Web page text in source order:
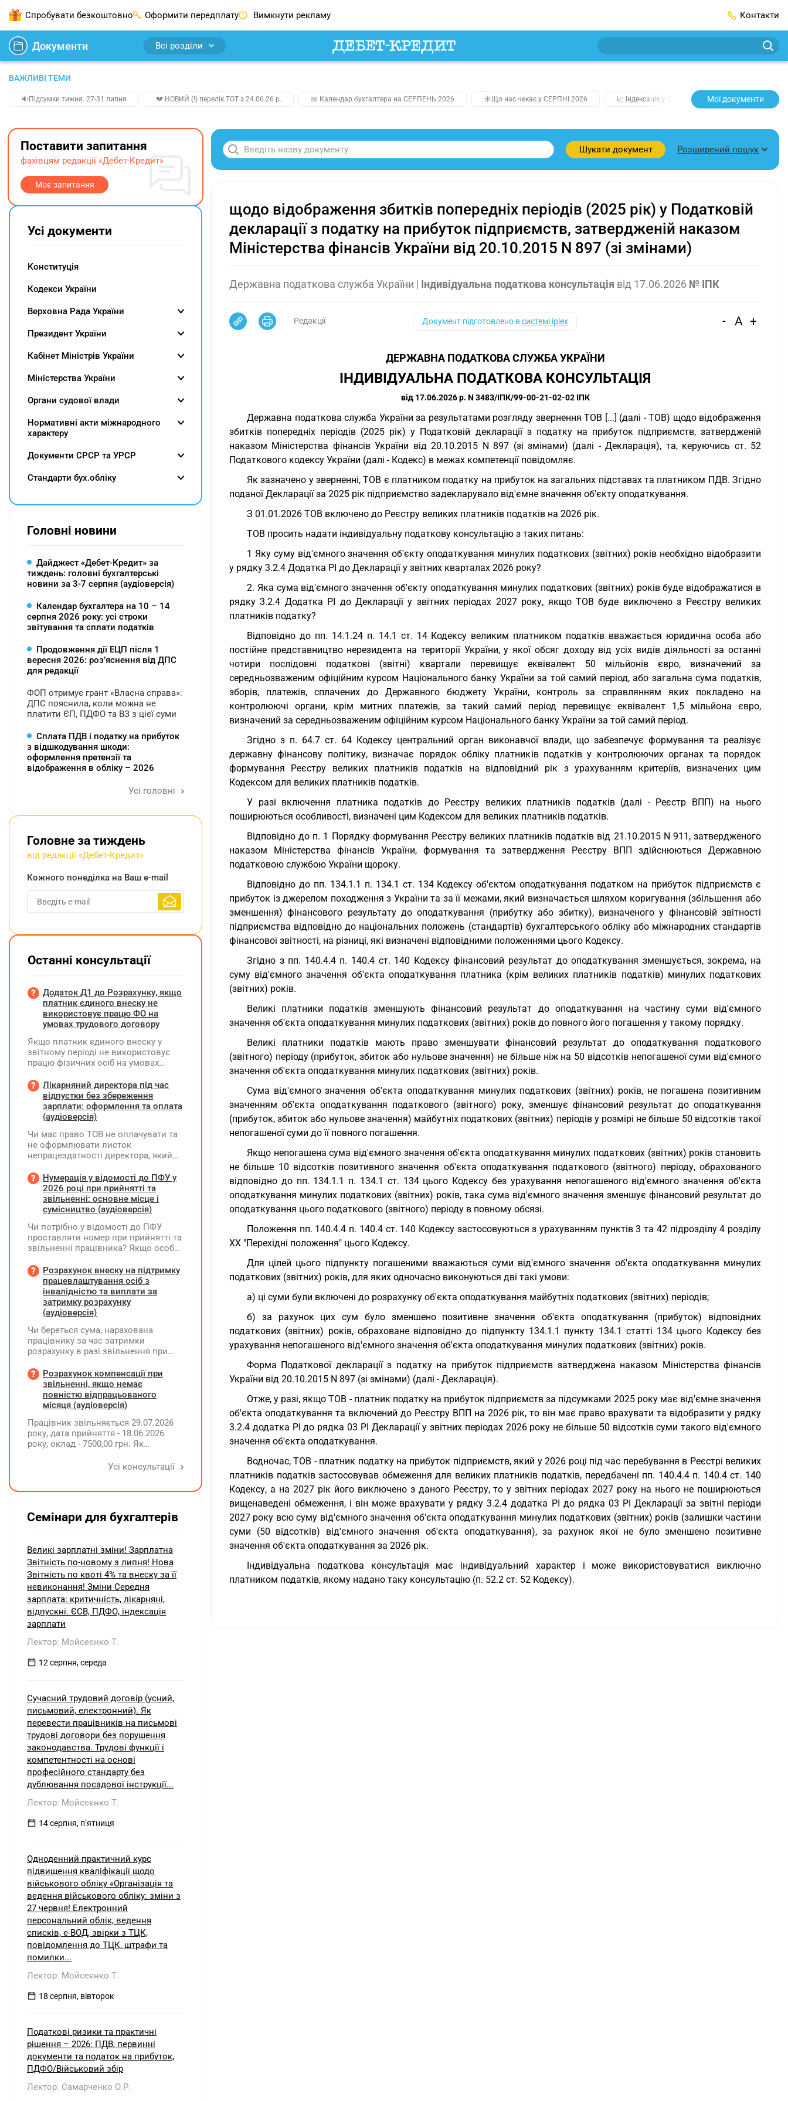
Спробувати безкоштовно Оформити передплату Вимкнути рекламу Контакти
Документи Всі розділи
ВАЖЛИВІ ТЕМИ
🔉Підсумки тижня. 27-31 липня 💔 НОВИЙ (!) перелік ТОТ з 24.06.26 р. 📅 Календар бухгалтера на СЕРПЕНЬ 2026 ☀️Що нас чекає у СЕРПНІ 2026 📈 Індексація у СЕРПНІ 2️⃣0️⃣2️⃣7️⃣ Усі
Мої документи
Шукати документ Розширений пошук
щодо відображення збитків попередніх періодів (2025 рік) у Податковій
декларації з податку на прибуток підприємств, затвердженій наказом
Міністерства фінансів України від 20.10.2015 N 897 (зі змінами)
Державна податкова служба України | Індивідуальна податкова консультація від 17.06.2026 № ІПК
Редакції Документ підготовлено всистемі iplex - A +
ДЕРЖАВНА ПОДАТКОВА СЛУЖБА УКРАЇНИ
ІНДИВІДУАЛЬНА ПОДАТКОВА КОНСУЛЬТАЦІЯ
від 17.06.2026 р. N 3483/ІПК/99-00-21-02-02 ІПК
Державна податкова служба України за результатами розгляду звернення ТОВ [...] (далі - ТОВ) щодо відображення
збитків попередніх періодів (2025 рік) у Податковій декларації з податку на прибуток підприємств, затвердженій
наказом Міністерства фінансів України від 20.10.2015 N 897 (зі змінами) (далі - Декларація), та, керуючись ст. 52
Податкового кодексу України (далі - Кодекс) в межах компетенції повідомляє.
Як зазначено у зверненні, ТОВ є платником податку на прибуток на загальних підставах та платником ПДВ. Згідно
поданої Декларації за 2025 рік підприємство задекларувало від'ємне значення об'єкту оподаткування.
З 01.01.2026 ТОВ включено до Реєстру великих платників податків на 2026 рік.
ТОВ просить надати індивідуальну податкову консультацію з таких питань:
1 Яку суму від'ємного значення об'єкту оподаткування минулих податкових (звітних) років необхідно відобразити
у рядку 3.2.4 Додатка РІ до Декларації у звітних кварталах 2026 року?
2. Яка сума від'ємного значення об'єкту оподаткування минулих податкових (звітних) років буде відображатися в
рядку 3.2.4 Додатка РІ до Декларації у звітних періодах 2027 року, якщо ТОВ буде виключено з Реєстру великих
платників податку?
Відповідно до пп. 14.1.24 п. 14.1 ст. 14 Кодексу великим платником податків вважається юридична особа або
постійне представництво нерезидента на території України, у якої обсяг доходу від усіх видів діяльності за останні
чотири послідовні податкові (звітні) квартали перевищує еквівалент 50 мільйонів євро, визначений за
середньозваженим офіційним курсом Національного банку України за той самий період, або загальна сума податків,
зборів, платежів, сплачених до Державного бюджету України, контроль за справлянням яких покладено на
контролюючі органи, крім митних платежів, за такий самий період перевищує еквівалент 1,5 мільйона євро,
визначений за середньозваженим офіційним курсом Національного банку України за той самий період.
Згідно з п. 64.7 ст. 64 Кодексу центральний орган виконавчої влади, що забезпечує формування та реалізує
державну фінансову політику, визначає порядок обліку платників податків у контролюючих органах та порядок
формування Реєстру великих платників податків на відповідний рік з урахуванням критеріїв, визначених цим
Кодексом для великих платників податків.
У разі включення платника податків до Реєстру великих платників податків (далі - Реєстр ВПП) на нього
поширюються особливості, визначені цим Кодексом для великих платників податків.
Відповідно до п. 1 Порядку формування Реєстру великих платників податків від 21.10.2015 N 911, затвердженого
наказом Міністерства фінансів України, формування та затвердження Реєстру ВПП здійснюються Державною
податковою службою України щороку.
Відповідно до пп. 134.1.1 п. 134.1 ст. 134 Кодексу об'єктом оподаткування податком на прибуток підприємств є
прибуток із джерелом походження з України та за її межами, який визначається шляхом коригування (збільшення або
зменшення) фінансового результату до оподаткування (прибутку або збитку), визначеного у фінансовій звітності
підприємства відповідно до національних положень (стандартів) бухгалтерського обліку або міжнародних стандартів
фінансової звітності, на різниці, які визначені відповідними положеннями цього Кодексу.
Згідно з пп. 140.4.4 п. 140.4 ст. 140 Кодексу фінансовий результат до оподаткування зменшується, зокрема, на
суму від'ємного значення об'єкта оподаткування платника (крім великих платників податків) минулих податкових
(звітних) років.
Великі платники податків зменшують фінансовий результат до оподаткування на частину суми від'ємного
значення об'єкта оподаткування минулих податкових (звітних) років до повного його погашення у такому порядку.
Великі платники податків мають право зменшувати фінансовий результат до оподаткування податкового
(звітного) періоду (прибуток, збиток або нульове значення) не більше ніж на 50 відсотків непогашеної суми від'ємного
значення об'єкта оподаткування минулих податкових (звітних) років.
Сума від'ємного значення об'єкта оподаткування минулих податкових (звітних) років, не погашена позитивним
значенням об'єкта оподаткування податкового (звітного) року, зменшує фінансовий результат до оподаткування
(прибуток, збиток або нульове значення) майбутніх податкових (звітних) періодів у розмірі не більше 50 відсотків такої
непогашеної суми до її повного погашення.
Якщо непогашена сума від'ємного значення об'єкта оподаткування минулих податкових (звітних) років становить
не більше 10 відсотків позитивного значення об'єкта оподаткування податкового (звітного) періоду, обрахованого
відповідно до пп. 134.1.1 п. 134.1 ст. 134 цього Кодексу без урахування непогашеного від'ємного значення об'єкта
оподаткування минулих податкових (звітних) років, така сума від'ємного значення зменшує фінансовий результат до
оподаткування цього податкового (звітного) періоду в повному обсязі.
Положення пп. 140.4.4 п. 140.4 ст. 140 Кодексу застосовуються з урахуванням пунктів 3 та 42 підрозділу 4 розділу
XX "Перехідні положення" цього Кодексу.
Для цілей цього підпункту погашеними вважаються суми від'ємного значення об'єкта оподаткування минулих
податкових (звітних) років, для яких одночасно виконуються дві такі умови:
а) ці суми були включені до розрахунку об'єкта оподаткування майбутніх податкових (звітних) періодів;
б) за рахунок цих сум було зменшено позитивне значення об'єкта оподаткування (прибуток) відповідних
податкових (звітних) років, обраховане відповідно до підпункту 134.1.1 пункту 134.1 статті 134 цього Кодексу без
урахування непогашеного від'ємного значення об'єкта оподаткування минулих податкових (звітних) років.
Форма Податкової декларації з податку на прибуток підприємств затверджена наказом Міністерства фінансів
України від 20.10.2015 N 897 (зі змінами) (далі - Декларація).
Отже, у разі, якщо ТОВ - платник податку на прибуток підприємств за підсумками 2025 року має від'ємне значення
об'єкта оподаткування та включений до Реєстру ВПП на 2026 рік, то він має право врахувати та відобразити у рядку
3.2.4 додатка РІ до рядка 03 РІ Декларації у звітних періодах 2026 року не більше 50 відсотків суми такого від'ємного
значення об'єкта оподаткування.
Водночас, ТОВ - платник податку на прибуток підприємств, який у 2026 році під час перебування в Реєстрі великих
платників податків застосовував обмеження для великих платників податків, передбачені пп. 140.4.4 п. 140.4 ст. 140
Кодексу, а на 2027 рік його виключено з даного Реєстру, то у звітних періодах 2027 року на нього не поширюються
вищенаведені обмеження, і він може врахувати у рядку 3.2.4 додатка РІ до рядка 03 РІ Декларації за звітні періоди
2027 року всю суму від'ємного значення об'єкта оподаткування минулих податкових (звітних) років (залишки частини
суми (50 відсотків) від'ємного значення об'єкта оподаткування), за рахунок якої не було зменшено позитивне
значення об'єкта оподаткування за 2026 рік.
Індивідуальна податкова консультація має індивідуальний характер і може використовуватися виключно
платником податків, якому надано таку консультацію (п. 52.2 ст. 52 Кодексу).
Поставити запитання
фахівцям редакції «Дебет-Кредит»
Моє запитання
Усі документи
Конституція
Кодекси України
Верховна Рада України
Президент України
Кабінет Міністрів України
Міністерства України
Органи судової влади
Нормативні акти міжнародного
характеру
Документи СРСР та УРСР
Cтандарти бух.обліку
Головні новини
Дайджест «Дебет-Кредит» за
тиждень: головні бухгалтерські
новини за 3-7 серпня (аудіоверсія)
Календар бухгалтера на 10 – 14
серпня 2026 року: усі строки
звітування та сплати податків
Продовження дії ЕЦП після 1
вересня 2026: розʼяснення від ДПС
для редакції
ФОП отримує грант «Власна справа»:
ДПС пояснила, коли можна не
платити ЄП, ПДФО та ВЗ з цієї суми
Сплата ПДВ і податку на прибуток
з відшкодування шкоди:
оформлення претензії та
відображення в обліку – 2026
Усі головні
Головне за тиждень
від редакції «Дебет-Кредит»
Кожного понеділка на Ваш e-mail
Останні консультації
Додаток Д1 до Розрахунку, якщо
платник єдиного внеску не
використовує працю ФО на
умовах трудового договору
Якщо платник єдиного внеску у
звітному періоді не використовує
працю фізичних осіб на умовах
на інших умовах, передбачених
законодавством, Додаток Д1/
Додаток ФІЗ-Д1 за відповідний
період не подається
Лікарняний директора під час
відпустки без збереження
зарплати: оформлення та оплата
(аудіоверсія)
Чи має право ТОВ не оплачувати та
не оформлювати листок
непрацездатності директора, який
збереження заробітної плати під час
призупинення діяльності
підприємства?
Нумерація у відомості до ПФУ у
2026 році при прийнятті та
звільненні: основне місце і
сумісництво (аудіоверсія)
Чи потрібно у відомості до ПФУ
проставляти номер при прийнятті та
звільненні працівника? Якщо особа
місцем роботи та за сумісництвом,
чи рахується це як два роботодавці?
Розрахунок внеску на підтримку
працевлаштування осіб з
інвалідністю та виплати за
затримку розрахунку
(аудіоверсія)
Чи береться сума, нарахована
працівнику за час затримки
розрахунку в разі звільнення при
заробітної плати (винагороди), для
розрахунку внеску на підтримку
працевлаштування осіб з
інвалідністю?
Розрахунок компенсації при
звільненні, якщо немає
повністю відпрацьованого
місяця (аудіоверсія)
Працівник звільняється 29.07.2026
року, дата прийняття - 18.06.2026
року, оклад - 7500,00 грн. Як
невикористаних днів відпустки при
Усі консультації
Семінари для бухгалтерів
Великі зарплатні зміни! Зарплатна
Звітність по-новому з липня! Нова
Звітність по квоті 4% та внеску за її
невиконання! Зміни Середня
зарплата: критичність, лікарняні,
відпускні. ЄСВ, ПДФО, індексація
зарплати
Лектор: Мойсеєнко Т.
12 серпня, середа
Сучасний трудовий договір (усний,
письмовий, електронний). Як
перевести працівників на письмові
трудові договори без порушення
законодавства. Трудові функції і
компетентності на основі
професійного стандарту без
дублювання посадової інструкції...
Лектор: Мойсеєнко Т.
14 серпня, пʼятниця
Одноденний практичний курс
підвищення кваліфікації щодо
військового обліку «Організація та
ведення військового обліку: зміни з
27 червня! Електронний
персональний облік, ведення
списків, е-ВОД, звірки з ТЦК,
повідомлення до ТЦК, штрафи та
помилки...
Лектор: Мойсеєнко Т.
18 серпня, вівторок
Податкові ризики та практичні
рішення – 2026: ПДВ, первинні
документи та податок на прибуток,
ПДФО/Військовий збір
Лектор: Самарченко О.Р.